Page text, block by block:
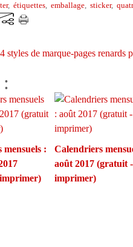
, étiquettes, emballage, sticker,
:
Calendriers
août 2017 (gratuit
imprimer)